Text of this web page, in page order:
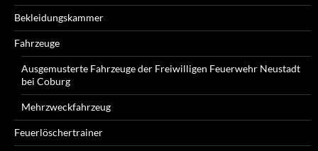
Bekleidungskammer
Fahrzeuge
Ausgemusterte Fahrzeuge der Freiwilligen Feuerwehr Neustadt
bei Coburg
Mehrzweckfahrzeug
Feuerlöschertrainer